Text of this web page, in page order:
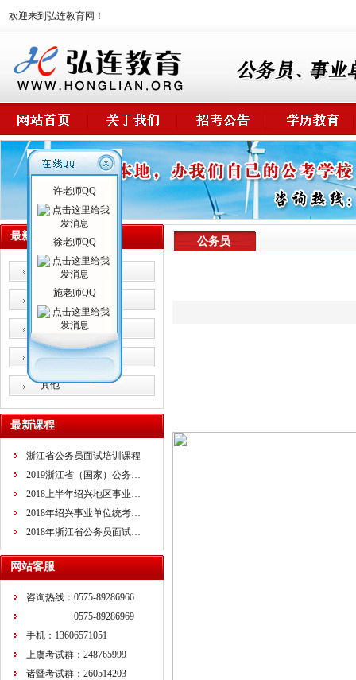
欢迎来到弘连教育网！
最新课程
公务员
事业单位
卫生系统
教师招考
其他
最新课程
浙江省公务员面试培训课程
2019浙江省（国家）公务…
2018上半年绍兴地区事业…
2018年绍兴事业单位统考…
2018年浙江省公务员面试…
网站客服
咨询热线：0575-89286966
0575-89286969
手机：13606571051
上虞考试群：248765999
诸暨考试群：260514203
公务员
许老师QQ
徐老师QQ
施老师QQ